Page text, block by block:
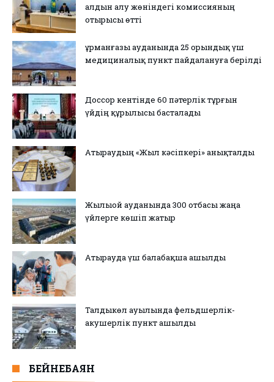
алдын алу жөніндегі комиссияның
отырысы өтті
Құрманғазы ауданында 25 орындық үш
медициналық пункт пайдалануға берілді
Доссор кентінде 60 пәтерлік тұрғын
үйдің құрылысы басталады
Атыраудың «Жыл кәсіпкері» анықталды
Жылыой ауданында 300 отбасы жаңа
үйлерге көшіп жатыр
Атырауда үш балабақша ашылды
Талдыкөл ауылында фельдшерлік-
акушерлік пункт ашылды
БЕЙНЕБАЯН